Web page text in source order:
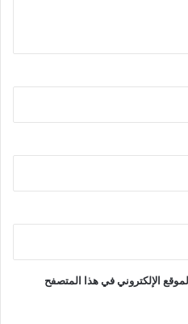
الإلكتروني في هذا المتصفح